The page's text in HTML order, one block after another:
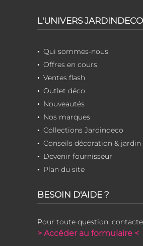
L'UNIVERS JARDINDECO
Qui sommes-nous
Offres en cours
Ventes flash
Outlet déco
Nouveautés
Nos marques
Collections Jardindeco
Conseils décoration & jardin
Devenir fournisseur
Plan du site
BESOIN D'AIDE ?
Pour toute question,
> Accéder au formulaire <